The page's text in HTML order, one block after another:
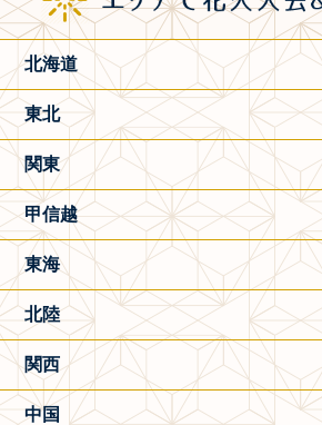
北海道
東北
関東
甲信越
東海
北陸
関西
中国